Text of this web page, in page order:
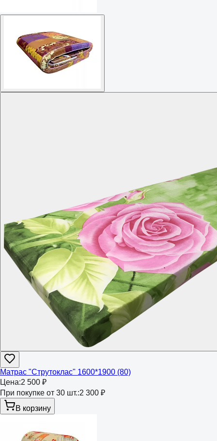
Матрас "Струтоклас" 1600*1900 (80)
Цена:2 500 ₽
При покупке от 30 шт.:2 300 ₽
В корзину